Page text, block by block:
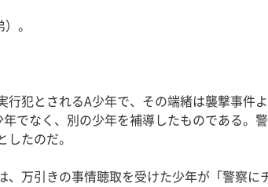
。
犯とされるA少年で、その端緒は襲撃事件
でなく、別の少年を補導したものである。
たのだ。
万引きの事情聴取を受けた少年が「警察に